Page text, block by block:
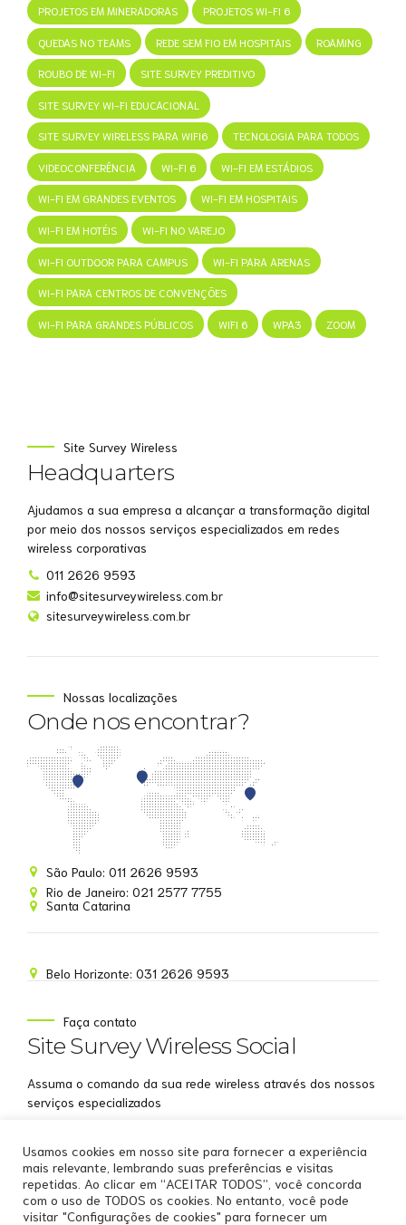
PROJETOS EM MINERADORAS PROJETOS WI-FI 6
QUEDAS NO TEAMS REDE SEM FIO EM HOSPITAIS ROAMING
ROUBO DE WI-FI SITE SURVEY PREDITIVO
SITE SURVEY WI-FI EDUCACIONAL
SITE SURVEY WIRELESS PARA WIFI6 TECNOLOGIA PARA TODOS
VIDEOCONFERÊNCIA WI-FI 6 WI-FI EM ESTÁDIOS
WI-FI EM GRANDES EVENTOS WI-FI EM HOSPITAIS
WI-FI EM HOTÉIS WI-FI NO VAREJO
WI-FI OUTDOOR PARA CAMPUS WI-FI PARA ARENAS
WI-FI PARA CENTROS DE CONVENÇÕES
WI-FI PARA GRANDES PÚBLICOS WIFI 6 WPA3 ZOOM
Site Survey Wireless
Headquarters
Ajudamos a sua empresa a alcançar a transformação digital
por meio dos nossos serviços especializados em redes
wireless corporativas
011 2626 9593
info@sitesurveywireless.com.br
sitesurveywireless.com.br
Nossas localizações
Onde nos encontrar?
São Paulo: 011 2626 9593
Rio de Janeiro: 021 2577 7755
Santa Catarina
Belo Horizonte: 031 2626 9593
Faça contato
Site Survey Wireless Social
Assuma o comando da sua rede wireless através dos nossos
serviços especializados
Usamos cookies em nosso site para fornecer a experiência
mais relevante, lembrando suas preferências e visitas
repetidas. Ao clicar em “ACEITAR TODOS”, você concorda
com o uso de TODOS os cookies. No entanto, você pode
visitar "Configurações de cookies" para fornecer um
Site Survey Wireless
Online agora
EMAIL
WHATSAPP
Aceito receber comunicações da Site Survey
Wireless
Iniciar conversa